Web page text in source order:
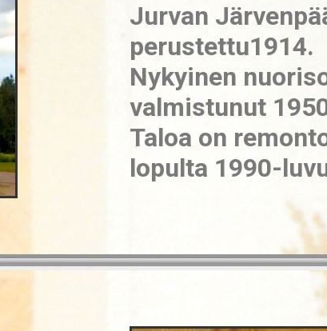
Jurvan
perustettu1914.
Nykyinen
valmistunut
Taloa on
lopulta 1990-